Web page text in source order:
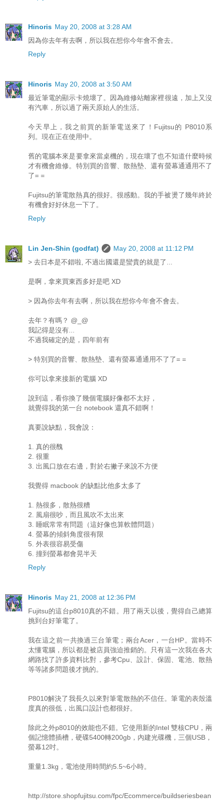
Hinoris May 20, 2008 at 3:28 AM
因為你去年有去啊，所以我在想你今年會不會去。
Reply
Hinoris May 20, 2008 at 3:50 AM
最近筆電的顯示卡燒壞了。因為維修站離家裡很遠，加上又沒
有汽車，所以過了兩天原始人的生活。
今天早上，我之前買的新筆電送來了！Fujitsu的 P8010系
列。現在正在使用中。
舊的電腦本來是要拿來當桌機的，現在壞了也不知道什麼時候
才有機會維修。特別買的音響、散熱墊、還有螢幕通通用不了
了= =
Fujitsu的筆電散熱真的很好。很感動。我的手被燙了幾年終於
有機會好好休息一下了。
Reply
Lin Jen-Shin (godfat)
May 20, 2008 at 11:12 PM
> 去日本是不錯啦, 不過出國還是蠻貴的就是了...
是啊，拿來買東西多好是吧 XD
> 因為你去年有去啊，所以我在想你今年會不會去。
去年？有嗎？ @_@
我記得是沒有...
不過我確定的是，四年前有
> 特別買的音響、散熱墊、還有螢幕通通用不了了= =
你可以拿來接新的電腦 XD
說到這，看你換了幾個電腦好像都不太好，
就覺得我的第一台 notebook 還真不錯啊！
真要說缺點，我會說：
1. 真的很醜
2. 很重
3. 出風口放在右邊，對於右撇子來說不方便
我覺得 macbook 的缺點比他多太多了
1. 熱很多，散熱很糟
2. 風扇很吵，而且風吹不太出來
3. 睡眠常常有問題（這好像也算軟體問題）
4. 螢幕的傾斜角度很有限
5. 外表很容易受傷
6. 撞到螢幕都會晃半天
Reply
Hinoris May 21, 2008 at 12:36 PM
Fujitsu的這台p8010真的不錯。用了兩天以後，覺得自己總算
挑到台好筆電了。
我在這之前一共換過三台筆電；兩台Acer，一台HP。當時不
太懂電腦，所以都是被店員強迫推銷的。只有這一次我在各大
網路找了許多資料比對，參考Cpu、設計、保固、電池、散熱
等等諸多問題後才挑的。
P8010解決了我長久以來對筆電散熱的不信任。筆電的表殼溫
度真的很低，出風口設計也都很好。
除此之外p8010的效能也不錯。它使用新的Intel 雙核CPU，兩
個記憶體插槽，硬碟5400轉200gb，內建光碟機，三個USB，
螢幕12吋。
重量1.3kg，電池使用時間約5.5~6小時。
http://store.shopfujitsu.com/fpc/Ecommerce/buildseriesbean